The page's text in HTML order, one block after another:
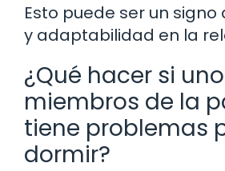
Esto puede ser un signo
y adaptabilidad en la
¿Qué hacer si
miembros de la
tiene problemas
dormir?